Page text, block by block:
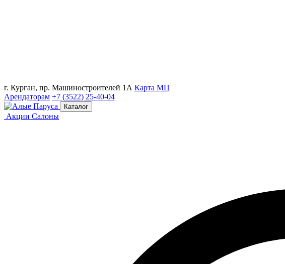
г. Курган, пр. Машиностроителей 1А Карта МЦ
Арендаторам +7 (3522) 25-40-04
Каталог
Акции Салоны